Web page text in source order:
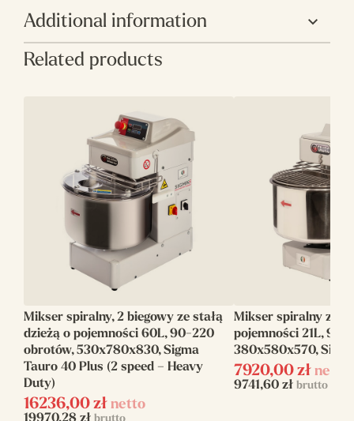
Additional information
Producent Sigma
Głębokość (mm) 750
Wysokość (mm) 830
Pojemność (L) 48
Pojemność mąki
max (kg)
22
Ilość biegów
Zakres pracy
(obr/minutę)
90-220
Zasilanie elektryczne
Napięcie zasilania
Related products
Mikser spiralny, 2 biegowy ze stałą
dzieżą o pojemności 60L, 90-220
obrotów, 530x780x830, Sigma
Tauro 40 Plus (2 speed – Heavy
Duty)
16236,00 zł netto
Mikser spiralny ze
pojemności 21L, 90-
380x580x570,
7920,00 zł netto
9741,60 zł brutto